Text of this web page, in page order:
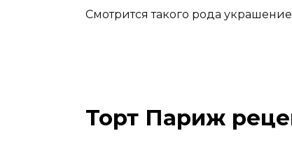
Смотрится такого рода
Торт Париж